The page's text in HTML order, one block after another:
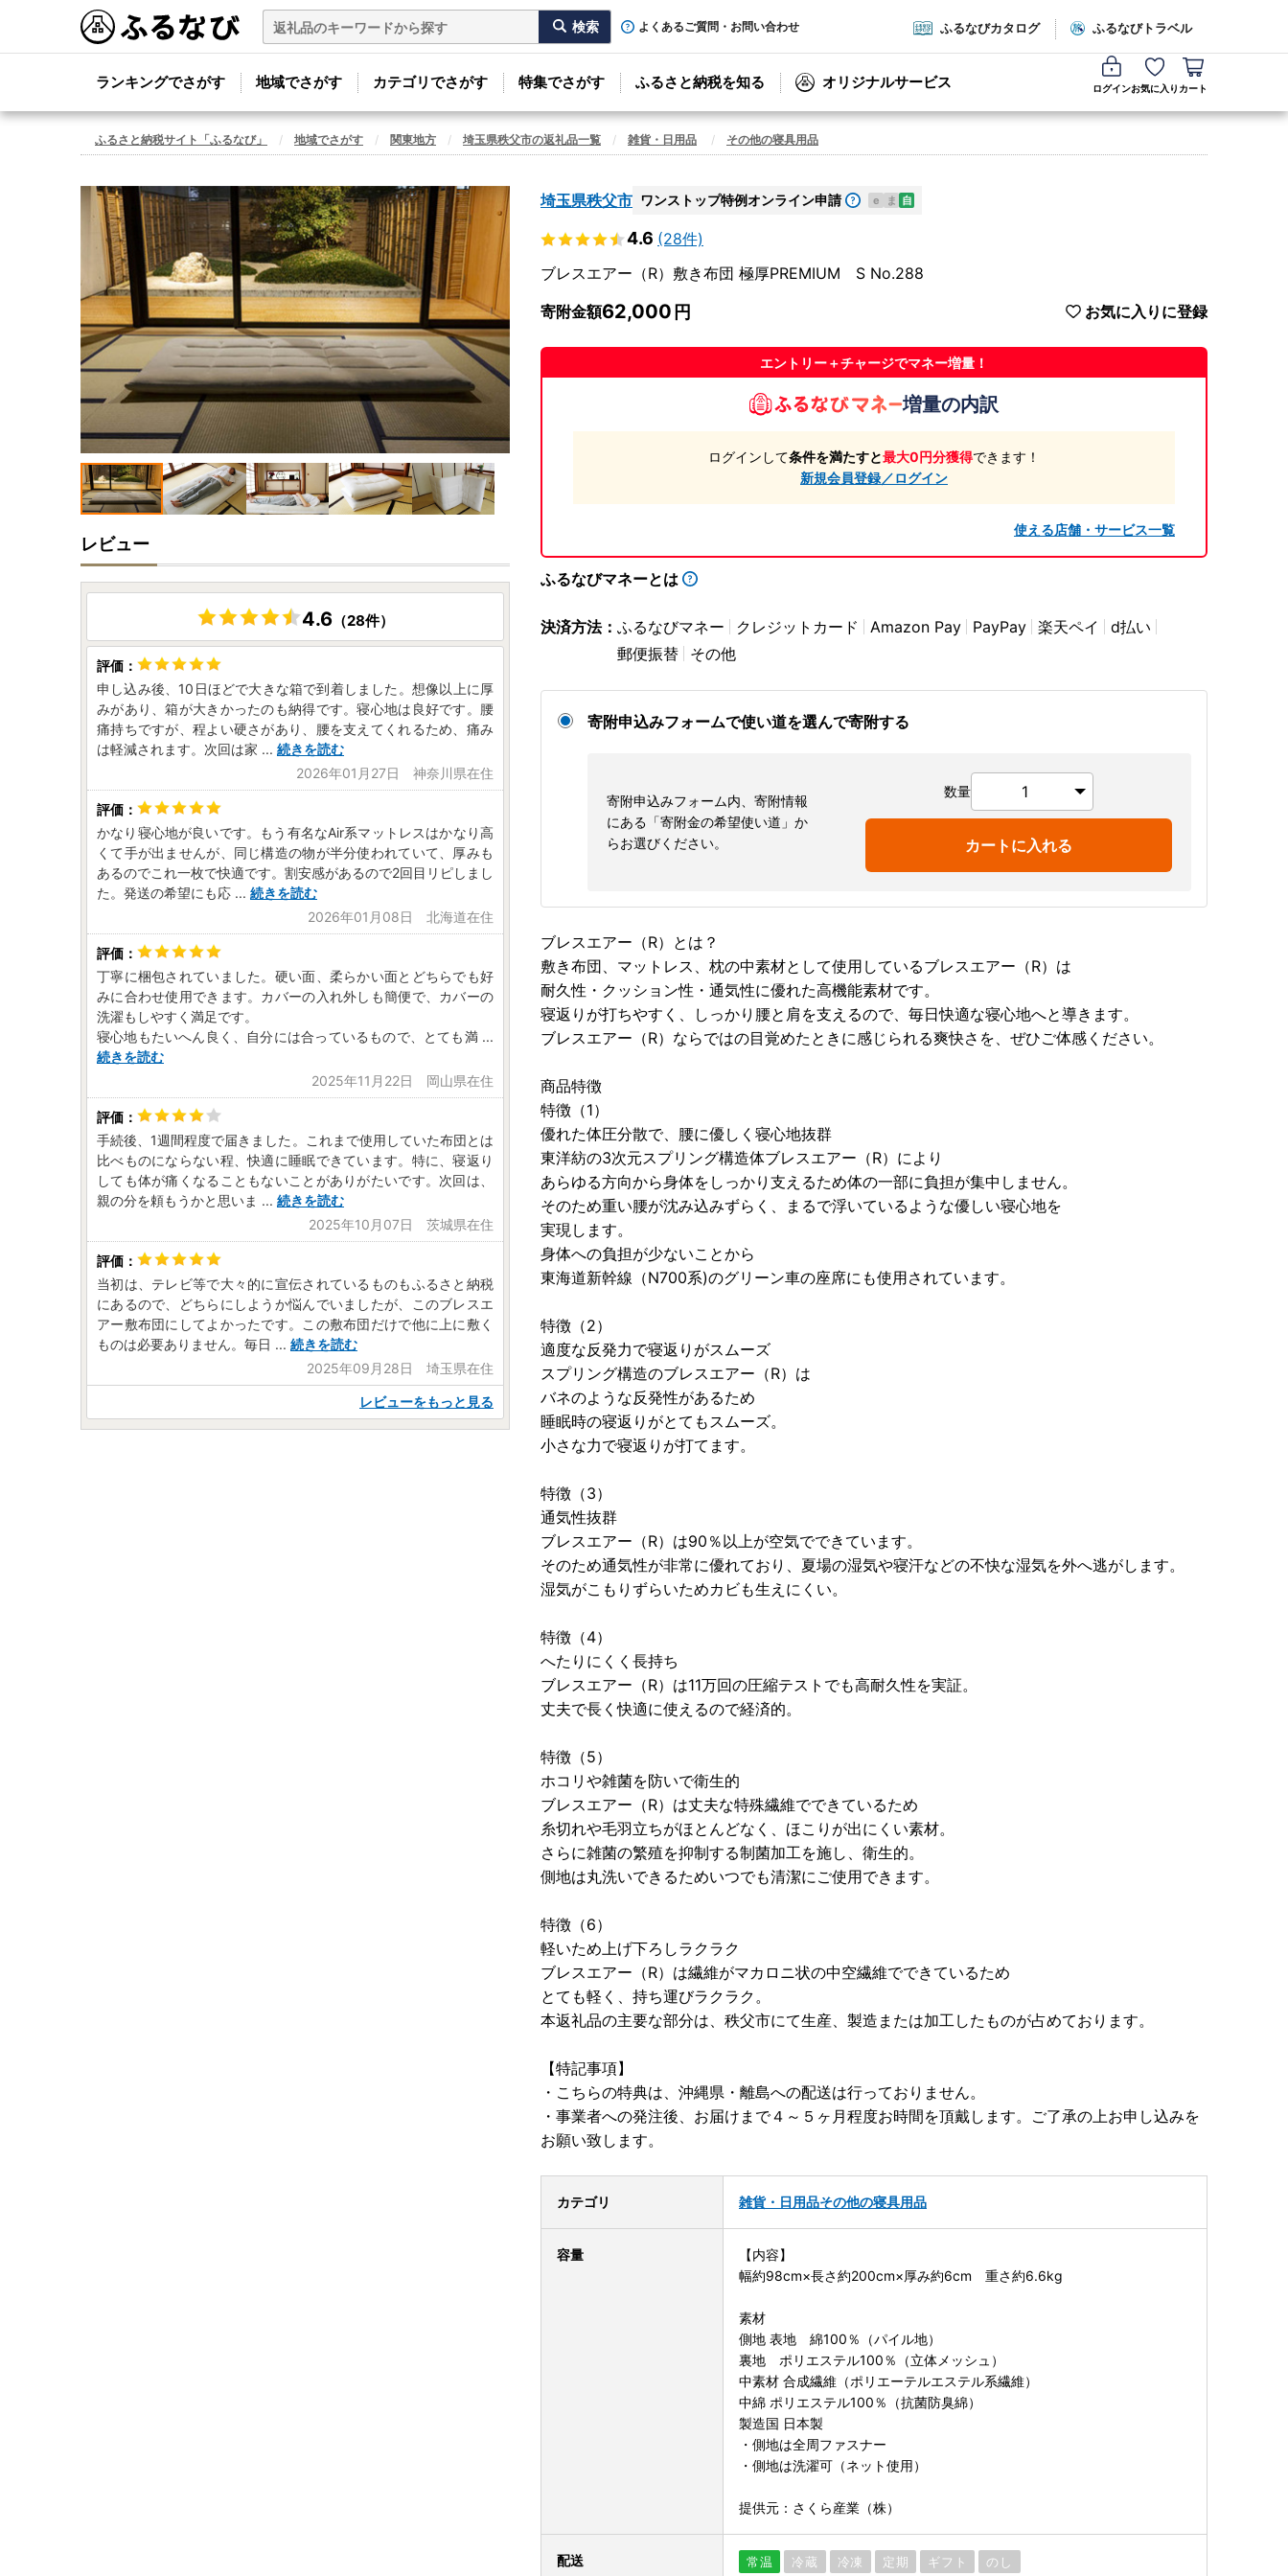
よくあるご質問・お問い合わせ ふるなびカタログ ふるなびトラベル
ランキングでさがす 地域でさがす カテゴリでさがす 特集でさがす ふるさと納税を知る オリジナルサービス ログインお気に入り カート
ふるさと納税サイト「ふるなび」 地域でさがす 関東地方 埼玉県秩父市の返礼品一覧 雑貨・日用品 その他の寝具用品
埼玉県秩父市 ワンストップ特例オンライン申請 e ま 自
4.6 (28件)
ブレスエアー（R）敷き布団 極厚PREMIUM S No.288
寄附金額62,000 お気に入りに登録
エントリー＋チャージでマネー増量！
増量の内訳
ログインして条件を満たすと最大0円分獲得できます！
新規会員登録／ログイン
使える店舗・サービス一覧
ふるなびマネーとは
決済方法： ふるなびマネー クレジットカード Amazon Pay PayPay 楽天ペイ
d払い
郵便振替
その他
寄附申込みフォームで使い道を選んで寄附する
寄附申込みフォーム内、寄附情報
にある「寄附金の希望使い道」か
らお選びください。
数量
カートに入れる
ブレスエアー（R）とは？
敷き布団、マットレス、枕の中素材として使用しているブレスエアー（R）は
耐久性・クッション性・通気性に優れた高機能素材です。
寝返りが打ちやすく、しっかり腰と肩を支えるので、毎日快適な寝心地へと導きます。
ブレスエアー（R）ならではの目覚めたときに感じられる爽快さを、ぜひご体感ください。
商品特徴
特徴（1）
優れた体圧分散で、腰に優しく寝心地抜群
東洋紡の3次元スプリング構造体ブレスエアー（R）により
あらゆる方向から身体をしっかり支えるため体の一部に負担が集中しません。
そのため重い腰が沈み込みずらく、まるで浮いているような優しい寝心地を
実現します。
身体への負担が少ないことから
東海道新幹線（N700系)のグリーン車の座席にも使用されています。
特徴（2）
適度な反発力で寝返りがスムーズ
スプリング構造のブレスエアー（R）は
バネのような反発性があるため
睡眠時の寝返りがとてもスムーズ。
小さな力で寝返りが打てます。
特徴（3）
通気性抜群
ブレスエアー（R）は90％以上が空気でできています。
そのため通気性が非常に優れており、夏場の湿気や寝汗などの不快な湿気を外へ逃がします。
湿気がこもりずらいためカビも生えにくい。
特徴（4）
へたりにくく長持ち
ブレスエアー（R）は11万回の圧縮テストでも高耐久性を実証。
丈夫で長く快適に使えるので経済的。
特徴（5）
ホコリや雑菌を防いで衛生的
ブレスエアー（R）は丈夫な特殊繊維でできているため
糸切れや毛羽立ちがほとんどなく、ほこりが出にくい素材。
さらに雑菌の繁殖を抑制する制菌加工を施し、衛生的。
側地は丸洗いできるためいつでも清潔にご使用できます。
特徴（6）
軽いため上げ下ろしラクラク
ブレスエアー（R）は繊維がマカロニ状の中空繊維でできているため
とても軽く、持ち運びラクラク。
本返礼品の主要な部分は、秩父市にて生産、製造または加工したものが占めております。
【特記事項】
・こちらの特典は、沖縄県・離島への配送は行っておりません。
・事業者への発注後、お届けまで４～５ヶ月程度お時間を頂戴します。ご了承の上お申し込みを
お願い致します。
カテゴリ 雑貨・日用品その他の寝具用品
容量
【内容】
幅約98cm×長さ約200cm×厚み約6cm 重さ約6.6kg
素材
側地 表地 綿100％（パイル地）
裏地 ポリエステル100％（立体メッシュ）
中素材 合成繊維（ポリエーテルエステル系繊維）
中綿 ポリエステル100％（抗菌防臭綿）
製造国 日本製
・側地は全周ファスナー
・側地は洗濯可（ネット使用）
提供元：さくら産業（株）
配送 常温 冷蔵 冷凍 定期 ギフト のし
レビュー
4.6（28件）
申し込み後、10日ほどで大きな箱で到着しました。想像以上に厚
みがあり、箱が大きかったのも納得です。寝心地は良好です。腰
痛持ちですが、程よい硬さがあり、腰を支えてくれるため、痛み
は軽減されます。次回は家 ... 続きを読む
2026年01月27日 神奈川県在住
かなり寝心地が良いです。もう有名なAir系マットレスはかなり高
くて手が出ませんが、同じ構造の物が半分使われていて、厚みも
あるのでこれ一枚で快適です。割安感があるので2回目リピしまし
た。発送の希望にも応 ... 続きを読む
2026年01月08日 北海道在住
丁寧に梱包されていました。硬い面、柔らかい面とどちらでも好
みに合わせ使用できます。カバーの入れ外しも簡便で、カバーの
洗濯もしやすく満足です。
寝心地もたいへん良く、自分には合っているもので、とても満 ...
続きを読む
2025年11月22日 岡山県在住
手続後、1週間程度で届きました。これまで使用していた布団とは
比べものにならない程、快適に睡眠できています。特に、寝返り
しても体が痛くなることもないことがありがたいです。次回は、
親の分を頼もうかと思いま ... 続きを読む
2025年10月07日 茨城県在住
当初は、テレビ等で大々的に宣伝されているものもふるさと納税
にあるので、どちらにしようか悩んでいましたが、このブレスエ
アー敷布団にしてよかったです。この敷布団だけで他に上に敷く
ものは必要ありません。毎日 ... 続きを読む
2025年09月28日 埼玉県在住
レビューをもっと見る